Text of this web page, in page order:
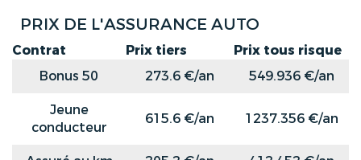
PRIX DE L'ASSURANCE AUTO
Contrat Prix tiers
Prix tous risque
Bonus 50
273.6 €/an
549.936 €/an
Jeune
conducteur
615.6 €/an 1237.356 €/an